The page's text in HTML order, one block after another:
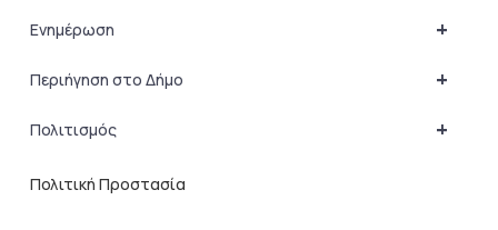
+
Ενημέρωση
+
Περιήγηση στο Δήμο
+
Πολιτισμός
Πολιτική Προστασία